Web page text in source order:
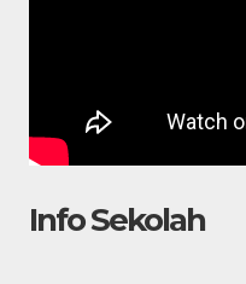
Info Sekolah